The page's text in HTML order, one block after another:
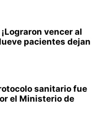
vencer al
pacientes dejan
sanitario fue
el Ministerio de